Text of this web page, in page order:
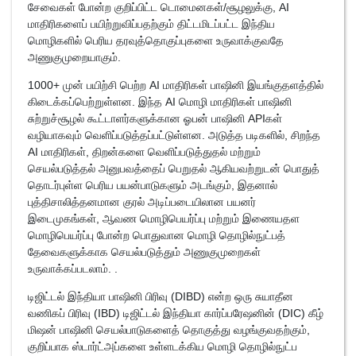
சேவைகள் போன்ற குறிப்பிட்ட டொமைனகள்/சூழலுக்கு, AI
மாதிரிகளைப் பயிற்றுவிப்பதற்கும் திட்டமிடப்பட்ட இந்திய
மொழிகளில் பெரிய தரவுத்தொகுப்புகளை உருவாக்குவதே
அணுகுமுறையாகும்.
1000+ முன் பயிற்சி பெற்ற AI மாதிரிகள் பாஷினி இயங்குதளத்தில்
கிடைக்கப்பெற்றுள்ளன. இந்த AI மொழி மாதிரிகள் பாஷினி
சுற்றுச்சூழல் கூட்டாளர்களுக்கான ஓபன் பாஷினி APIகள்
வழியாகவும் வெளிப்படுத்தப்பட்டுள்ளன. அடுத்த படிகளில், சிறந்த
AI மாதிரிகள், திறன்களை வெளிப்படுத்துதல் மற்றும்
செயல்படுத்தல் அனுபவத்தைப் பெறுதல் ஆகியவற்றுடன் பொதுத்
தொடர்புள்ள பெரிய பயன்பாடுகளும் அடங்கும், இதனால்
புத்திசாலித்தனமான குரல் அடிப்படையிலான பயனர்
இடைமுகங்கள், ஆவண மொழிபெயர்ப்பு மற்றும் இணையதள
மொழிபெயர்ப்பு போன்ற பொதுவான மொழி தொழில்நுட்பத்
தேவைகளுக்காக செயல்படுத்தும் அணுகுமுறைகள்
உருவாக்கப்படலாம். .
டிஜிட்டல் இந்தியா பாஷினி பிரிவு (DIBD) என்ற ஒரு சுயாதீன
வணிகப் பிரிவு (IBD) டிஜிட்டல் இந்தியா கார்ப்பரேஷனின் (DIC) கீழ்
மிஷன் பாஷினி செயல்பாடுகளைத் தொகுத்து வழங்குவதற்கும்,
குறிப்பாக ஸ்டார்ட்அப்களை உள்ளடக்கிய மொழி தொழில்நுட்ப